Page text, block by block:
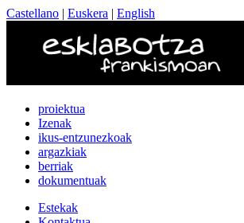
Castellano | Euskera | English
proiektua
Izenak
ikus-entzunezkoak
argazkiak
berriak
dokumentuak
Estekak